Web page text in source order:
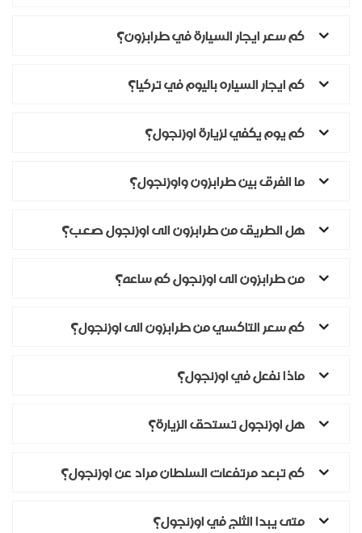
كم سعر ايجار السيارة في طرابزون؟
كم ايجار السياره باليوم في تركيا؟
كم يوم يكفي لزيارة اوزنجول؟
ما الفرق بين طرابزون واوزنجول؟
هل الطريق من طرابزون الى اوزنجول صعب؟
من طرابزون الى اوزنجول كم ساعه؟
كم سعر التاكسي من طرابزون الى اوزنجول؟
ماذا نفعل في اوزنجول؟
هل اوزنجول تستحق الزيارة؟
كم تبعد مرتفعات السلطان مراد عن اوزنجول؟
متى يبدا الثلج في اوزنجول؟